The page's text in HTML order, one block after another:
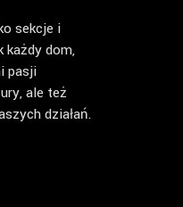
sekcje i
każdy dom,
pasji
ale też
działań.